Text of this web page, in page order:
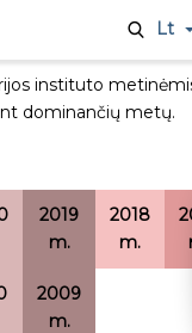
instituto
dominančių metų.
2019
m.
2018
m.
2009
m.
Lt